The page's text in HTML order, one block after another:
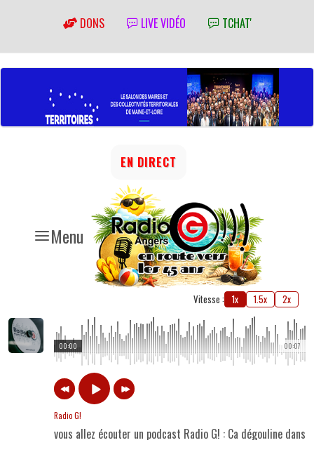
DONS LIVE VIDÉO TCHAT'
Menu
EN DIRECT
Vitesse : 1x 1.5x 2x
00:07
00:00
Radio G!
vous allez écouter un podcast Radio G! : Ca dégouline